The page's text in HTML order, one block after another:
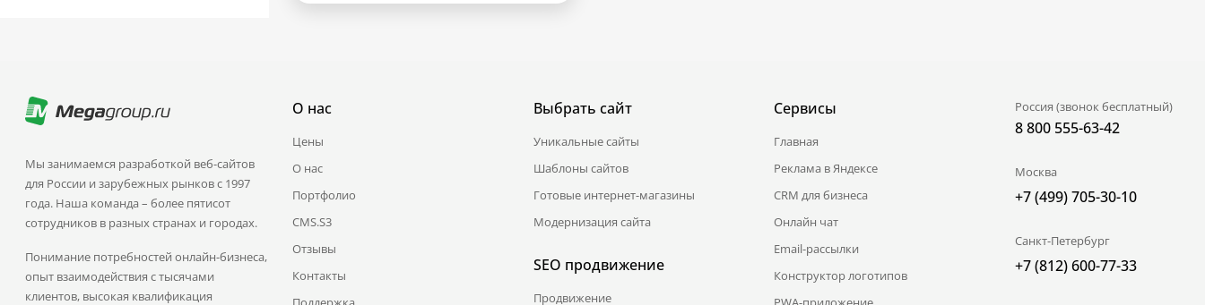
Мы занимаемся разработкой веб-сайтов
для России и зарубежных рынков с 1997
года. Наша команда – более пятисот
сотрудников в разных странах и городах.
Понимание потребностей онлайн-бизнеса,
опыт взаимодействия с тысячами
клиентов, высокая квалификация
О нас
Цены
О нас
Портфолио
CMS.S3
Отзывы
Контакты
Выбрать сайт
Уникальные сайты
Шаблоны сайтов
Готовые интернет-магазины
Модернизация сайта
SEO продвижение
Продвижение
Сервисы
Главная
Реклама в Яндексе
CRM для бизнеса
Онлайн чат
Email-рассылки
Конструктор логотипов
Россия (звонок бесплатный)
8 800 555-63-42
Москва
+7 (499) 705-30-10
Санкт-Петербург
+7 (812) 600-77-33